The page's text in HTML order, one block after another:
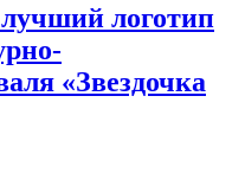
логотип
«Звездочка